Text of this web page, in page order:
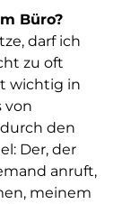
Büro?
darf ich
zu oft
wichtig in
von
den
Der, der
anruft,
meinem